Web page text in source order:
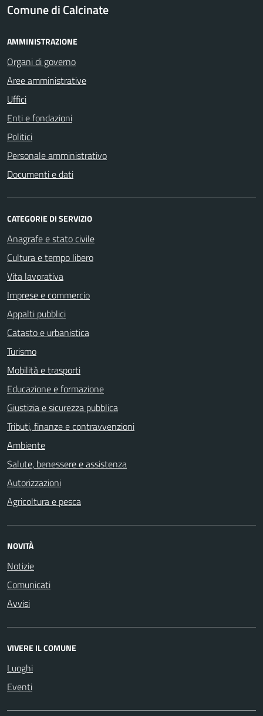
Comune di Calcinate
AMMINISTRAZIONE
Organi di governo
Aree amministrative
Uffici
Enti e fondazioni
Politici
Personale amministrativo
Documenti e dati
CATEGORIE DI SERVIZIO
Anagrafe e stato civile
Cultura e tempo libero
Vita lavorativa
Imprese e commercio
Appalti pubblici
Catasto e urbanistica
Turismo
Mobilità e trasporti
Educazione e formazione
Giustizia e sicurezza pubblica
Tributi, finanze e contravvenzioni
Ambiente
Salute, benessere e assistenza
Autorizzazioni
Agricoltura e pesca
NOVITÀ
Notizie
Comunicati
Avvisi
VIVERE IL COMUNE
Luoghi
Eventi